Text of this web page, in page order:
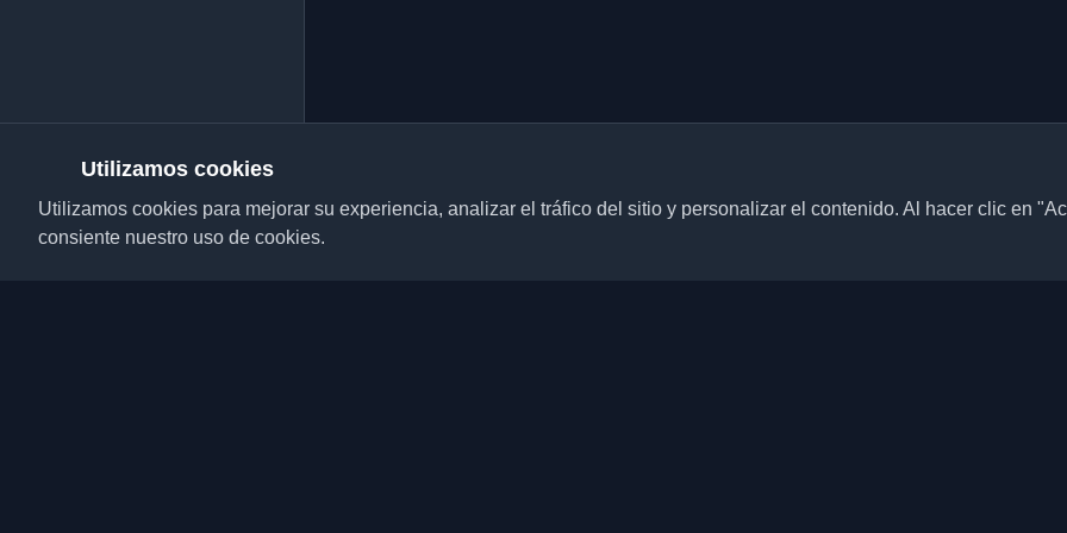
Utilizamos cookies
Utilizamos cookies para mejorar su experiencia, analizar el tráfico del sitio y personalizar el contenido. Al hacer clic en
consiente nuestro uso de cookies.